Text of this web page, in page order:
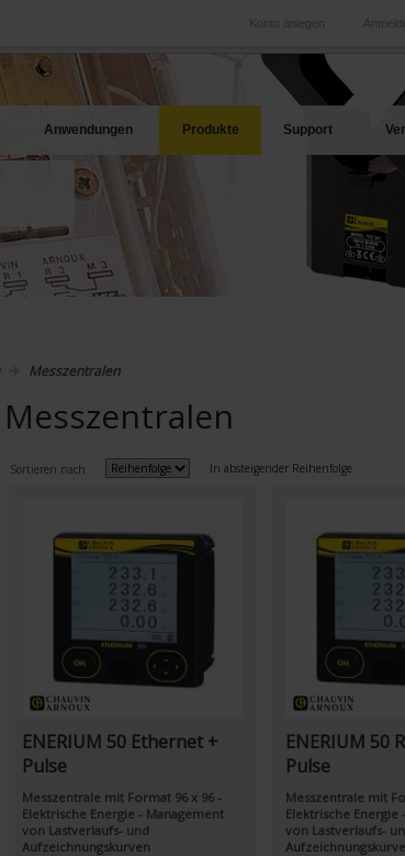
Konto anlegen
Bedarf
International
Unsere Tochtergesellschaften im Ausland
Anwendungen Produkte Support
Messzentralen
Messzentralen
Sortieren nach In absteigender Reihenfolge
ENERIUM 50 Ethernet +
Pulse
Messzentrale mit Format 96 x 96 -
Elektrische Energie - Management
von Lastverlaufs- und
Aufzeichnungskurven
ENERIUM 50
Pulse
Messzentrale mit
Elektrische Energie
von Lastverlaufs-